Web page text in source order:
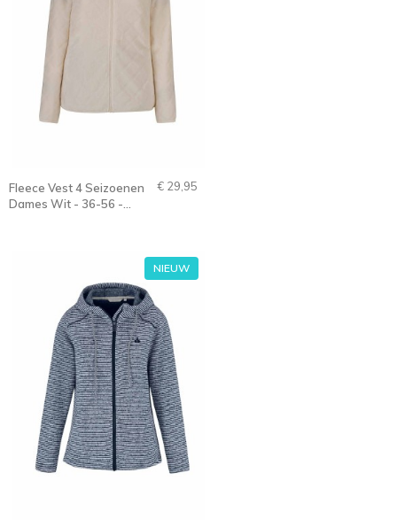
Fleece Vest 4 Seizoenen
Dames Wit - 36-56 -
€ 29,95
NIEUW